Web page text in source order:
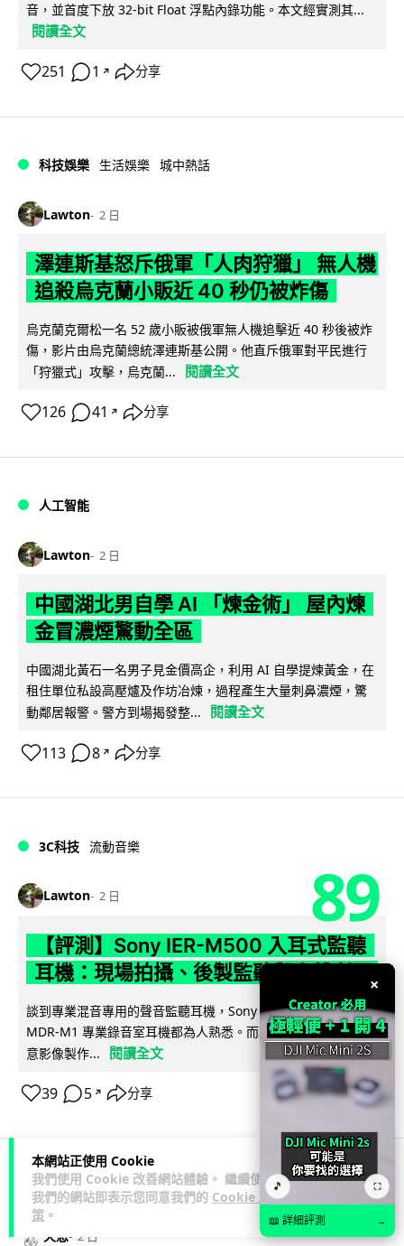
本網站正使用 Cookie
我們使用 Cookie 改善網站體驗。 繼續使用
我們的網站即表示您同意我們的 Cookie 政
策 。
音，並首度下放 32-bit Float 浮點內錄功能。本文經實測其...
閱讀全文
251 1 ↗ 分享
科技娛樂 生活娛樂 城中熱話
Lawton 2 日
澤連斯基怒斥俄軍「人肉狩獵」 無人機
追殺烏克蘭小販近 40 秒仍被炸傷
烏克蘭克爾松一名 52 歲小販被俄軍無人機追擊近 40 秒後被炸
傷，影片由烏克蘭總統澤連斯基公開。他直斥俄軍對平民進行
「狩獵式」攻擊，烏克蘭...
閱讀全文
126 41 ↗ 分享
人工智能
Lawton 2 日
中國湖北男自學 AI 「煉金術」 屋內煉
金冒濃煙驚動全區
中國湖北黃石一名男子見金價高企，利用 AI 自學提煉黃金，在
租住單位私設高壓爐及作坊冶煉，過程產生大量刺鼻濃煙，驚
動鄰居報警。警方到場揭發整...
閱讀全文
113 8 ↗ 分享
3C科技 流動音樂
Lawton 2 日 89
【評測】Sony IER-M500 入耳式監聽
耳機：現場拍攝、後製監聽與人聲利器
談到專業混音專用的聲音監聽耳機，Sony 經典 MDR-7506 到
MDR-M1 專業錄音室耳機都為人熟悉。而現在舞台製作者與創
意影像製作...
閱讀全文
39 5 ↗ 分享
科技娛樂 遊戲情報
天恩 2 日
×
🎵 ⛶
📖 詳細評測 →